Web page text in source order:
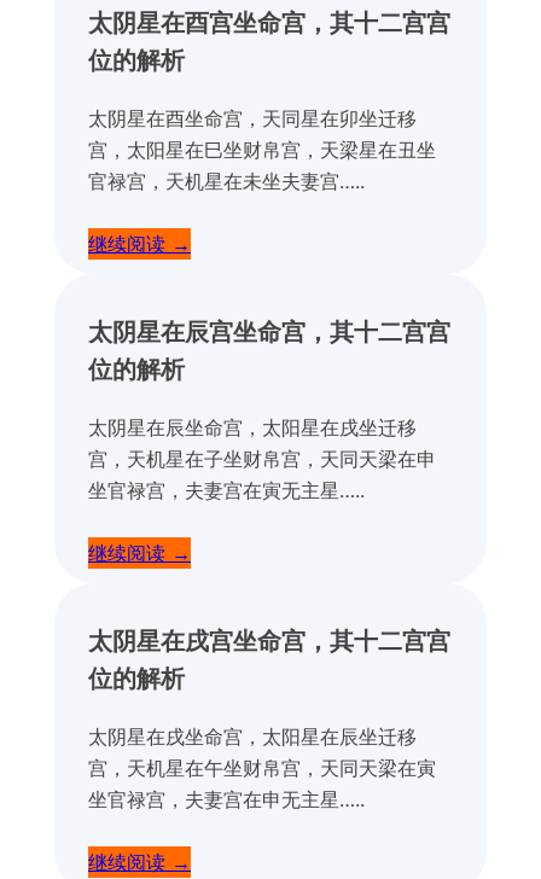
太阴星在酉宫坐命宫， 其十二宫宫
位的解析
太阴星在酉坐命宫，天同星在卯坐迁移
宫，太阳星在巳坐财帛宫，天梁星在丑坐
官禄宫，天机星在未坐夫妻宫…..
继续阅读 →
太阴星在辰宫坐命宫， 其十二宫宫
位的解析
太阴星在辰坐命宫，太阳星在戌坐迁移
宫，天机星在子坐财帛宫，天同天梁在申
坐官禄宫，夫妻宫在寅无主星…..
继续阅读 →
太阴星在戌宫坐命宫， 其十二宫宫
位的解析
太阴星在戌坐命宫，太阳星在辰坐迁移
宫，天机星在午坐财帛宫，天同天梁在寅
坐官禄宫，夫妻宫在申无主星…..
继续阅读 →